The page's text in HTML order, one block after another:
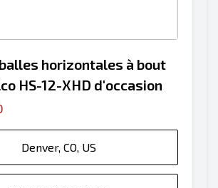
horizontales à bout
HS-12-XHD d'occasion
Denver, CO, US